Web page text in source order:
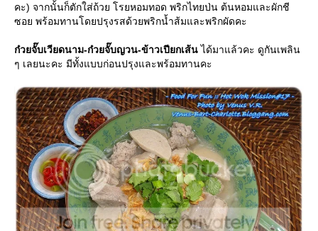
คะ) จากนั้นก็ตักใส่ถ้วย โรยหอมทอด พริกไทยป่น ต้นหอมและผักชี
ซอย พร้อมทานโดยปรุงรสด้วยพริกน้ำส้มและพริกผัดคะ
ก๋วยจั๊บเวียดนาม-ก๋วยจั๊บญวน-ข้าวเปียกเส้นได้มาแล้วคะ ดูกันเพลิน
ๆ เลยนะคะ มีทั้งแบบก่อนปรุงและพร้อมทานคะ